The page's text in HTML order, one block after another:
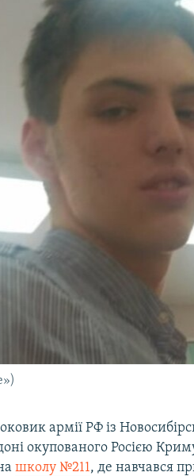
армії РФ із
окупованого Росією
школу №211, де навчався